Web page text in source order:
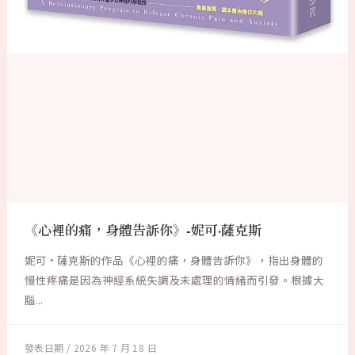
《心裡的痛，身體告訴你》-妮可·薩克斯
妮可·薩克斯的作品《心裡的痛，身體告訴你》，指出身體的
慢性疼痛是因為神經系統失調及未處理的情緒而引發。根據大
腦...
2026 年 7 月 18 日